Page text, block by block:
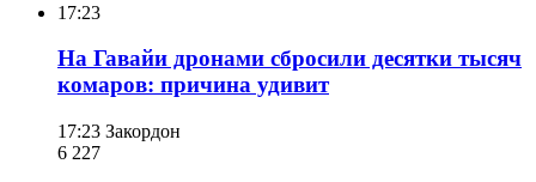
17:23
На Гавайи дронами сбросили десятки тысяч
комаров: причина удивит
17:23 Закордон
6 227